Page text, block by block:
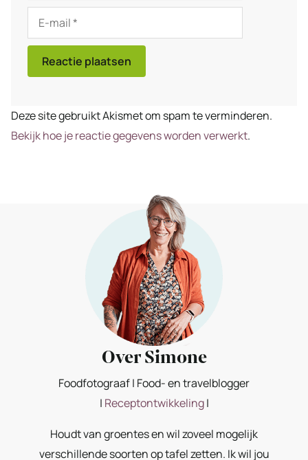
mail
Deze site gebruikt Akismet om spam te verminderen.
Bekijk hoe je reactie gegevens worden verwerkt.
Over Simone
Foodfotograaf | Food- en travelblogger
| Receptontwikkeling|
Houdt van groentes en wil zoveel mogelijk
verschillende soorten op tafel zetten. Ik wil jou